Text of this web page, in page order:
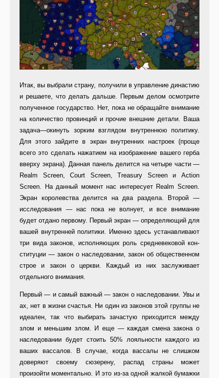
Итак, вы выбрали страну, получи­ли в управление династию
и решае­те, что делать дальше. Первым де­лом осмотрите
полученное государ­ство. Нет, пока не обращайте внима­ние
на количество провинций и про­чие внешние детали. Ваша
задача—окинуть зорким взглядом внутрен­нюю политику.
Для этого зайдите в экран внутренних настроек (проще
всего это сделать нажатием на изо­бражение вашего герба
вверху эк­рана). Данная панель делится на че­тыре части —
Realm Screen, Court Screen, Treasury Screen и Action
Screen. На данный момент нас инте­ресует Realm Screen.
Экран королевства делится на два раздела. Второй —
исследования — нас пока не волнует, и все внимание
будет отдано первому. Первый эк­ран — определяющий для
вашей внутренней политики. Именно здесь устанавливают
три вида законов, ис­полняющих роль средневековой кон­
ституции — закон о наследовании, закон об общественном
строе и за­кон о церкви. Каждый из них заслу­живает
отдельного внимания.
Первый — и самый важный — за­кон о наследовании. Увы и
ах, нет в жизни счастья. Ни один из законов этой группы не
идеален, так что вы­бирать зачастую приходится между
злом и меньшим злом. И еще — каж­дая смена закона о
наследовании бу­дет стоить 50% лояльности каждого из
ваших вассалов. В случае, когда вассалы не слишком
доверяют свое­му сюзерену, распад страны может
произойти моментально. И это из-за одной жалкой бумажки